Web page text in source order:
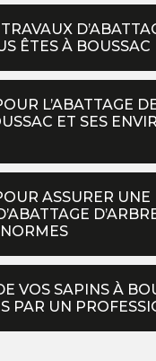
ÊTES À BOUSSAC
L’ABATTAGE
ET SES
ASSURER UNE
VOS SAPINS À
PAR UN